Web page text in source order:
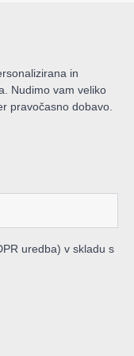
in
Nudimo vam veliko
pravočasno dobavo.
uredba) v skladu s